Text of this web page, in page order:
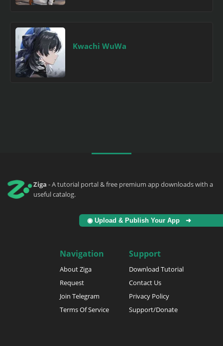
Kwachi WuWa
Ziga - A tutorial portal & free premium app downloads with a
useful catalog.
◉ Upload & Publish Your App ➜
Navigation
About Ziga
Request
Join Telegram
Terms Of Service
Support
Download Tutorial
Contact Us
Privacy Policy
Support/Donate